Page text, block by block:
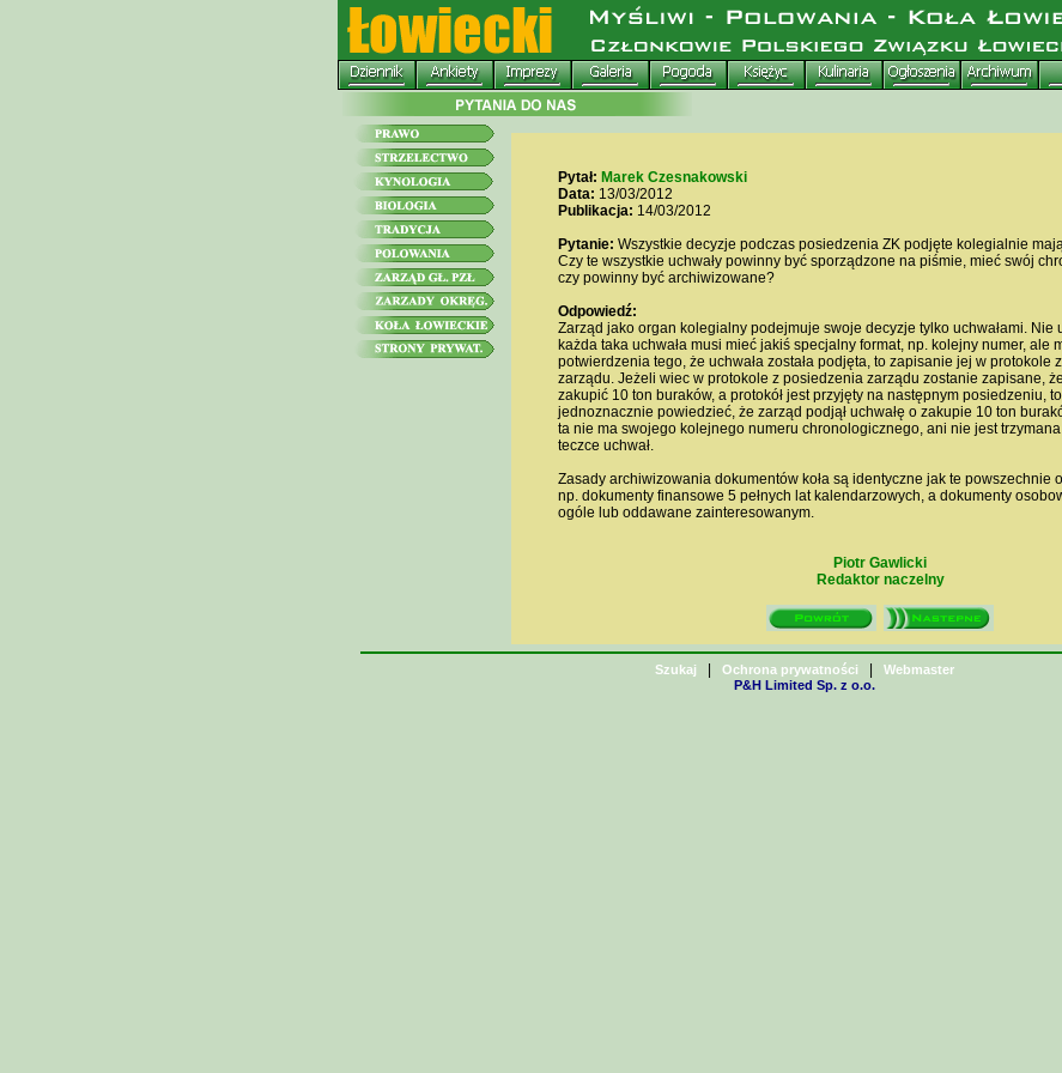
Pytał: Marek Czesnakowski
Data: 13/03/2012
Publikacja: 14/03/2012
Pytanie: Wszystkie decyzje podczas posiedzenia ZK podjęte kolegialnie
Czy te wszystkie uchwały powinny być sporządzone na piśmie, mieć swój
czy powinny być archiwizowane?
Odpowiedź:
Zarząd jako organ kolegialny podejmuje swoje decyzje tylko uchwałami. Nie
każda taka uchwała musi mieć jakiś specjalny format, np. kolejny numer, ale
potwierdzenia tego, że uchwała została podjęta, to zapisanie jej w protokole
zarządu. Jeżeli wiec w protokole z posiedzenia zarządu zostanie zapisane,
zakupić 10 ton buraków, a protokół jest przyjęty na następnym posiedzeniu,
jednoznacznie powiedzieć, że zarząd podjął uchwałę o zakupie 10 ton
ta nie ma swojego kolejnego numeru chronologicznego, ani nie jest
teczce uchwał.
Zasady archiwizowania dokumentów koła są identyczne jak te powszechnie
np. dokumenty finansowe 5 pełnych lat kalendarzowych, a dokumenty
ogóle lub oddawane zainteresowanym.
Piotr Gawlicki
Redaktor naczelny
Szukaj Ochrona prywatności
Webmaster
P&H Limited Sp. z o.o.